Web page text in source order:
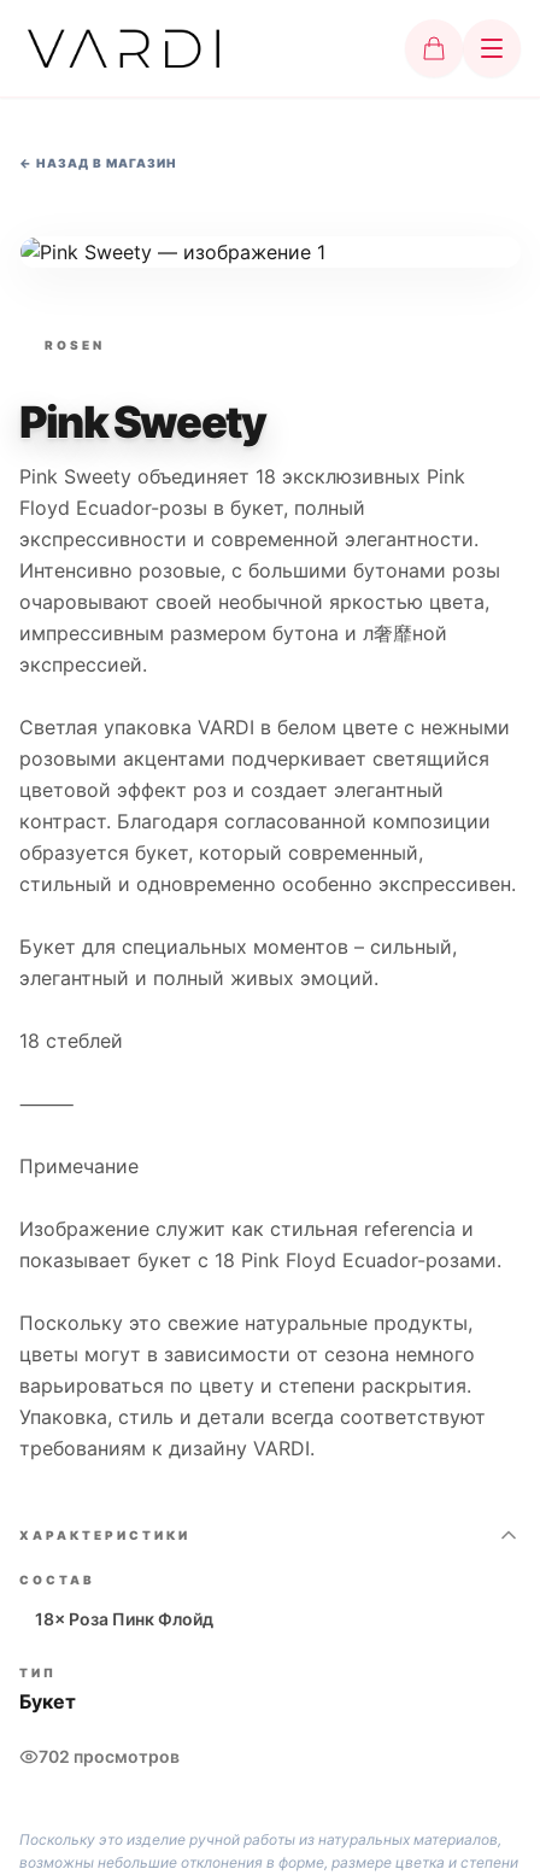
← НАЗАД В МАГАЗИН
ROSEN
Pink Sweety
Pink Sweety объединяет 18 эксклюзивных Pink
Floyd Ecuador-розы в букет, полный
экспрессивности и современной элегантности.
Интенсивно розовые, с большими бутонами розы
очаровывают своей необычной яркостью цвета,
импрессивным размером бутона и л奢靡ной
экспрессией.
Светлая упаковка VARDI в белом цвете с нежными
розовыми акцентами подчеркивает светящийся
цветовой эффект роз и создает элегантный
контраст. Благодаря согласованной композиции
образуется букет, который современный,
стильный и одновременно особенно экспрессивен.
Букет для специальных моментов – сильный,
элегантный и полный живых эмоций.
18 стеблей
⸻
Примечание
Изображение служит как стильная referencia и
показывает букет с 18 Pink Floyd Ecuador-розами.
Поскольку это свежие натуральные продукты,
цветы могут в зависимости от сезона немного
варьироваться по цвету и степени раскрытия.
Упаковка, стиль и детали всегда соответствуют
требованиям к дизайну VARDI.
ХАРАКТЕРИСТИКИ
СОСТАВ
18× Роза Пинк Флойд
ТИП
Букет
702 просмотров
Поскольку это изделие ручной работы из натуральных материалов,
возможны небольшие отклонения в форме, размере цветка и степени